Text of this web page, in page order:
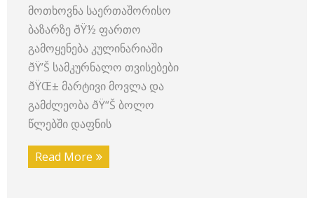
მოთხოვნა საერთაშორისო
ბაზარზე ðŸ½️ ფართო
გამოყენება კულინარიაში
ðŸ’Š სამკურნალო თვისებები
ðŸŒ± მარტივი მოვლა და
გამძლეობა ðŸ“Š ბოლო
წლებში დაფნის
Read More